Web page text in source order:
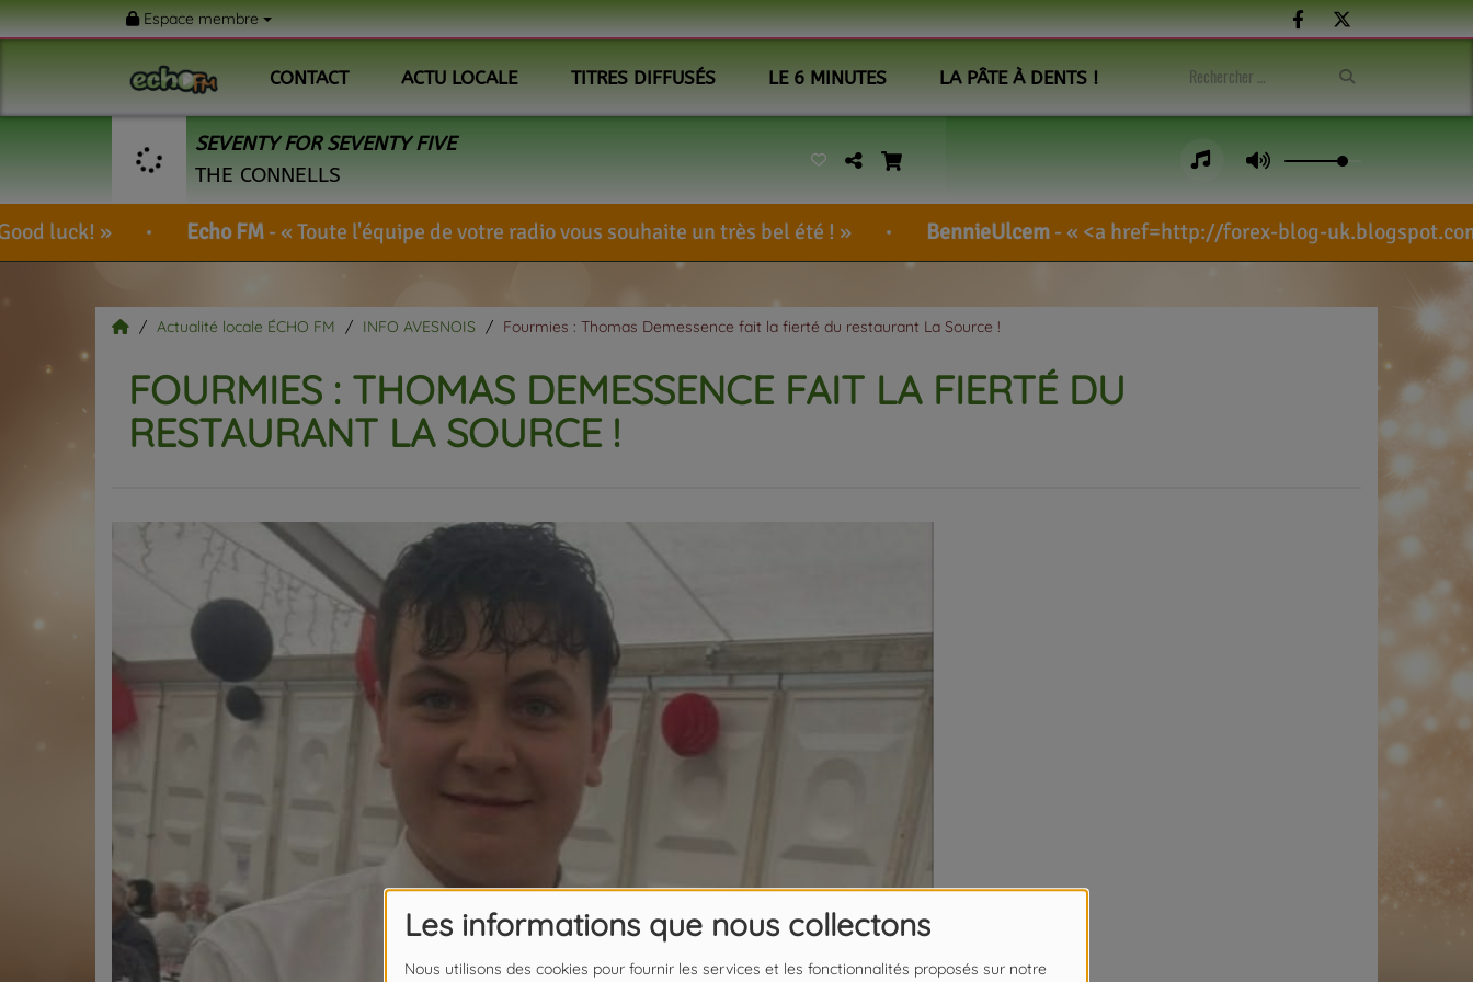
Les informations que nous collectons
Nous utilisons des cookies pour fournir les services et les fonctionnalités proposés sur notre
Espace membre
CONTACT ACTU LOCALE TITRES DIFFUSÉS LE 6 MINUTES LA PÂTE À DENTS !
SEVENTY FOR SEVENTY FIVE
THE CONNELLS
Echo FM- Toute l'équipe de votre radio vous souhaite un très bel été ! BennieUlcem- <a href=http://forex-blog-uk.blogspot.com/search/
Actualité locale ÉCHO FM INFO AVESNOIS Fourmies : Thomas Demessence fait la fierté du restaurant La Source !
FOURMIES : THOMAS DEMESSENCE FAIT LA FIERTÉ DU
RESTAURANT LA SOURCE !